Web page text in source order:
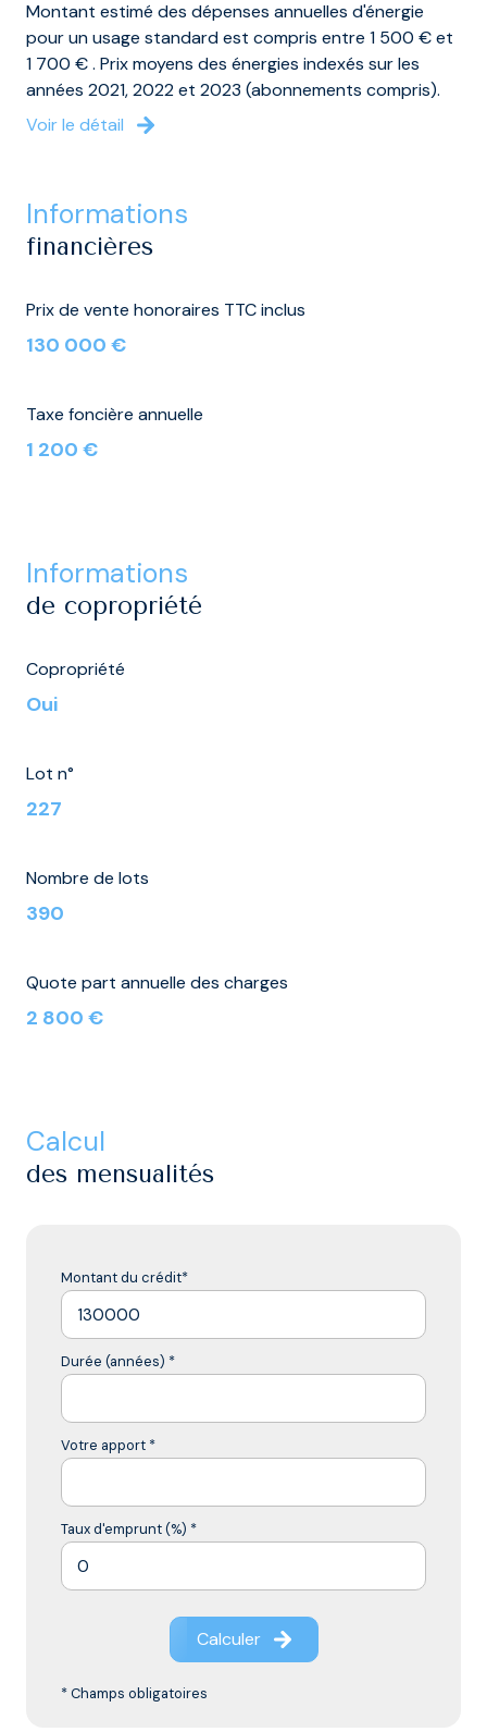
Montant estimé des dépenses annuelles d'énergie
pour un usage standard est compris entre 1 500 € et
1 700 € . Prix moyens des énergies indexés sur les
années 2021, 2022 et 2023 (abonnements compris).
Voir le détail
informations
financières
Prix de vente honoraires TTC inclus
130 000 €
Taxe foncière annuelle
1 200 €
informations
de copropriété
Copropriété
Oui
Lot n°
227
Nombre de lots
390
Quote part annuelle des charges
2 800 €
calcul
des mensualités
Montant du crédit*
Durée (années) *
Votre apport *
Taux d'emprunt (%) *
Calculer
* Champs obligatoires